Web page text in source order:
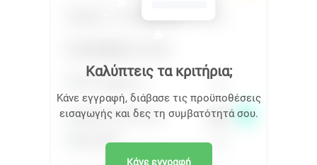
Καλύπτεις τα κριτήρια;
Κάνε εγγραφή, διάβασε τις προϋποθέσεις
εισαγωγής και δες τη συμβατότητά σου.
Κάνε εγγραφή